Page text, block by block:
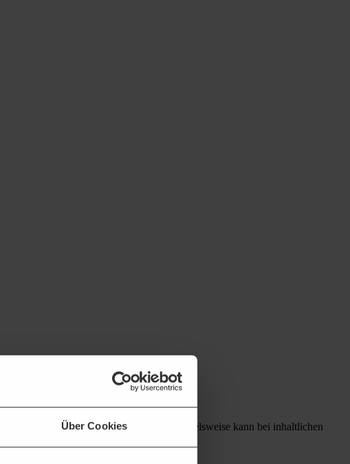
Über Cookies
der Ausschreibung vornehmen. Beispielsweise kann bei inhaltlichen